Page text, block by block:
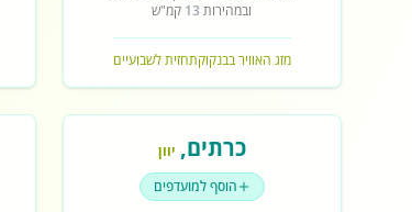
ובמהירות 13 קמ"ש
מזג האוויר בבנקוקתחזית לשבועיים
כרתים,יוון
הוסף למועדפים